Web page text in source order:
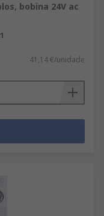
bobina 24V ac
41,14 €/unidade